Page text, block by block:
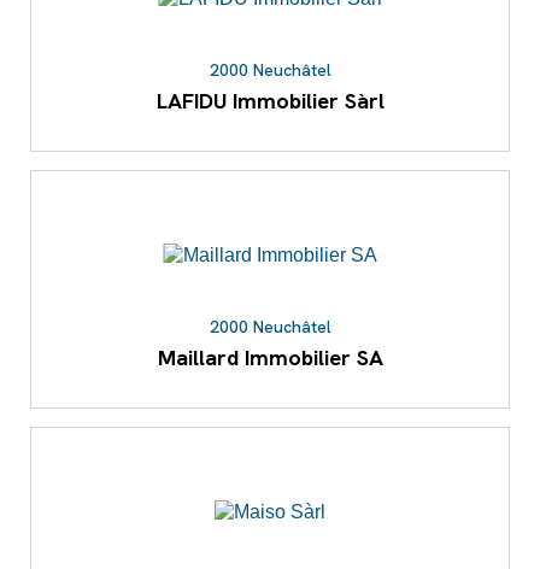
2000 Neuchâtel
LAFIDU Immobilier Sàrl
2000 Neuchâtel
Maillard Immobilier SA